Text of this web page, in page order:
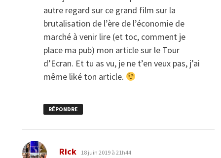
autre regard sur ce grand film sur la
brutalisation de l’ère de l’économie de
marché à venir lire (et toc, comment je
place ma pub) mon article sur le Tour
d’Ecran. Et tu as vu, je ne t’en veux pas, j’ai
même liké ton article.
RÉPONDRE
Rick dit :
18 juin 2019 à 21h44